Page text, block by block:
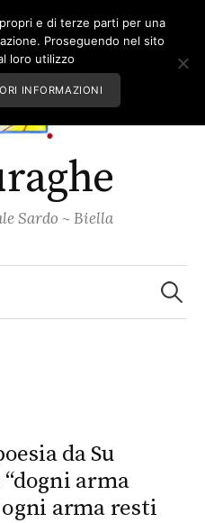
Sardo ~ Biella
per:
da Su
arma
arma resti
e di terze parti per una
Proseguendo nel sito
loro utilizzo
INFORMAZIONI